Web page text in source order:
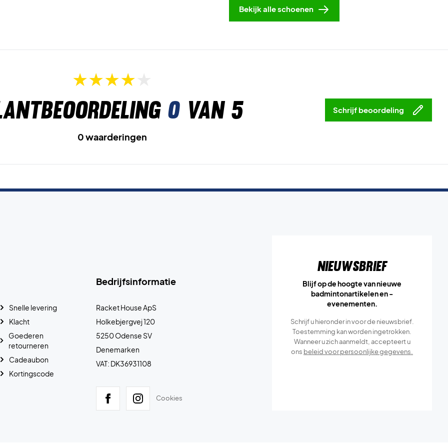
Bekijk alle schoenen
0van 5 Schrijf beoordeling
0 waarderingen
Bedrijfsinformatie
Racket House ApS
Holkebjergvej 120
5250 Odense SV
Denemarken
VAT: DK36931108
Cookies
Snelle levering
Klacht
Goederen
retourneren
Cadeaubon
Kortingscode
Nieuwsbrief
Blijf op de hoogte van nieuwe
badmintonartikelen en -
evenementen.
Schrijf u hieronder in voor de nieuwsbrief.
Toestemming kan worden ingetrokken.
Wanneer u zich aanmeldt, accepteert u
ons beleid voor persoonlijke gegevens.